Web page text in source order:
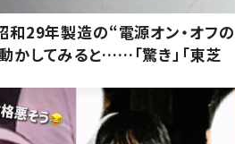
和29年製造の“電源オン・オフの
かしてみると……「驚き」「東芝